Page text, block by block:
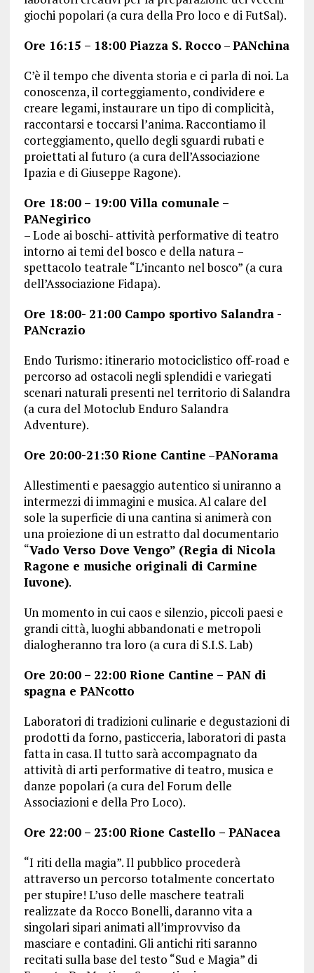
giochi popolari (a cura della Pro loco e di FutSal).
Ore 16:15 – 18:00 Piazza S. Rocco –PANchina
C’è il tempo che diventa storia e ci parla di noi. La
conoscenza, il corteggiamento, condividere e
creare legami, instaurare un tipo di complicità,
raccontarsi e toccarsi l’anima. Raccontiamo il
corteggiamento, quello degli sguardi rubati e
proiettati al futuro (a cura dell’Associazione
Ipazia e di Giuseppe Ragone).
Ore 18:00 – 19:00 Villa comunale –
PANegirico
– Lode ai boschi- attività performative di teatro
intorno ai temi del bosco e della natura –
spettacolo teatrale “L’incanto nel bosco” (a cura
dell’Associazione Fidapa).
Ore 18:00- 21:00 Campo sportivo Salandra -
PANcrazio
Endo Turismo: itinerario motociclistico off-road e
percorso ad ostacoli negli splendidi e variegati
scenari naturali presenti nel territorio di Salandra
(a cura del Motoclub Enduro Salandra
Adventure).
Ore 20:00-21:30 Rione Cantine –PANorama
Allestimenti e paesaggio autentico si uniranno a
intermezzi di immagini e musica. Al calare del
sole la superficie di una cantina si animerà con
una proiezione di un estratto dal documentario
“Vado Verso Dove Vengo” (Regia di Nicola
Ragone e musiche originali di Carmine
Iuvone).
Un momento in cui caos e silenzio, piccoli paesi e
grandi città, luoghi abbandonati e metropoli
dialogheranno tra loro (a cura di S.I.S. Lab)
Ore 20:00 – 22:00 Rione Cantine – PAN di
spagna e PANcotto
Laboratori di tradizioni culinarie e degustazioni di
prodotti da forno, pasticceria, laboratori di pasta
fatta in casa. Il tutto sarà accompagnato da
attività di arti performative di teatro, musica e
danze popolari (a cura del Forum delle
Associazioni e della Pro Loco).
Ore 22:00 – 23:00 Rione Castello – PANacea
“I riti della magia”. Il pubblico procederà
attraverso un percorso totalmente concertato
per stupire! L’uso delle maschere teatrali
realizzate da Rocco Bonelli, daranno vita a
singolari sipari animati all’improvviso da
masciare e contadini. Gli antichi riti saranno
recitati sulla base del testo “Sud e Magia” di